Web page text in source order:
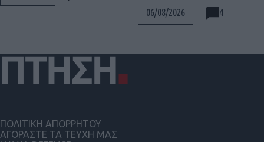
06/08/2026 4
ΠΟΛΙΤΙΚΗ ΑΠΟΡΡΗΤΟΥ
ΑΓΟΡΑΣΤΕ ΤΑ ΤΕΥΧΗ ΜΑΣ